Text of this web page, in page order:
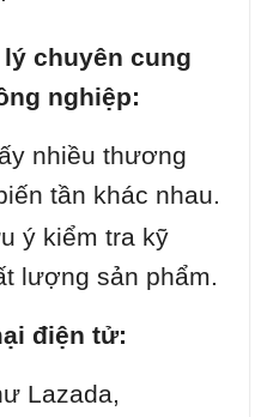
chuyên cung
nghiệp:
nhiều thương
tần khác nhau.
ý kiểm tra kỹ
lượng sản phẩm.
điện tử:
Lazada,